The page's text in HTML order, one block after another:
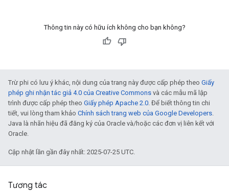
Thông tin này có hữu ích không cho bạn không?
Trừ phi có lưu ý khác, nội dung của trang này được cấp phép theo Giấy
phép ghi nhận tác giả 4.0 của Creative Commons và các mẫu mã lập
trình được cấp phép theo Giấy phép Apache 2.0. Để biết thông tin chi
tiết, vui lòng tham khảo Chính sách trang web của Google Developers.
Java là nhãn hiệu đã đăng ký của Oracle và/hoặc các đơn vị liên kết với
Oracle.
Cập nhật lần gần đây nhất: 2025-07-25 UTC.
Tương tác